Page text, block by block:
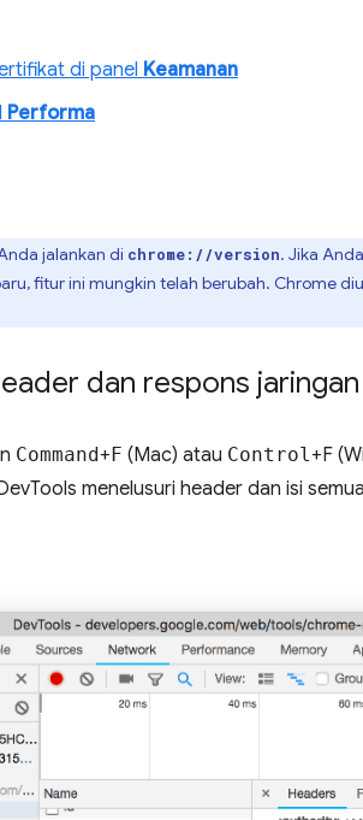
di panel Keamanan
Performa
jalankan di chrome://version. Jika
fitur ini mungkin telah berubah. Chrome
dan respons jaringan
Command+F (Mac) atau Control+F
menelusuri header dan isi